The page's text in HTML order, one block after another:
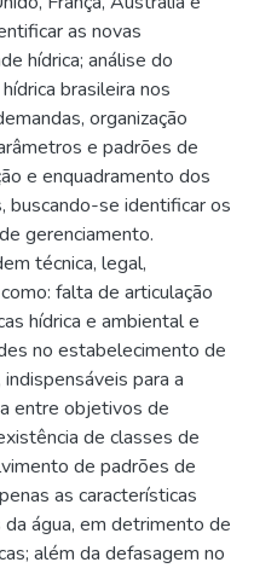
as novas
hídrica; análise do
brasileira nos
organização
e padrões de
e enquadramento dos
buscando-se identificar os
gerenciamento.
técnica, legal,
falta de articulação
hídrica e ambiental e
no estabelecimento de
para a
entre objetivos de
de classes de
de padrões de
as características
água, em detrimento de
além da defasagem no